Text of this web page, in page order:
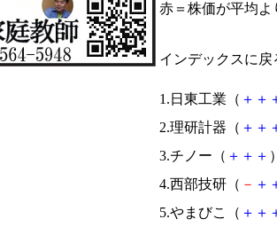
赤＝株価が平均
インデックスに戻
1.日東工業（ ＋ ＋
2.理研計器（ ＋ ＋
3.チノー（ ＋ ＋ ＋
4.西部技研（ － ＋
5.やまびこ（ ＋ ＋